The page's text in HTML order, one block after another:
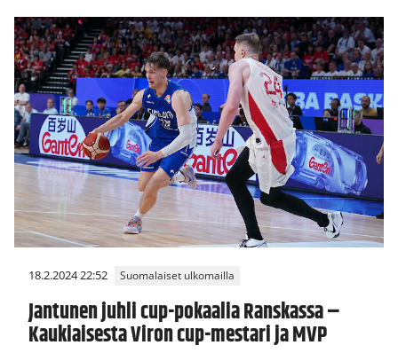
18.2.2024 22:52 Suomalaiset ulkomailla
Jantunen juhli cup-pokaalia Ranskassa –
Kaukiaisesta Viron cup-mestari ja MVP